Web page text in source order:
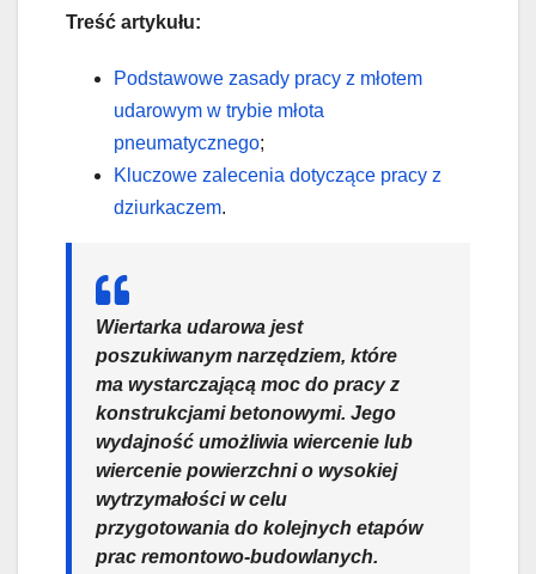
Treść artykułu:
Podstawowe zasady pracy z młotem
udarowym w trybie młota
pneumatycznego;
Kluczowe zalecenia dotyczące pracy z
dziurkaczem.
Wiertarka udarowa jest
poszukiwanym narzędziem, które
ma wystarczającą moc do pracy z
konstrukcjami betonowymi. Jego
wydajność umożliwia wiercenie lub
wiercenie powierzchni o wysokiej
wytrzymałości w celu
przygotowania do kolejnych etapów
prac remontowo-budowlanych.